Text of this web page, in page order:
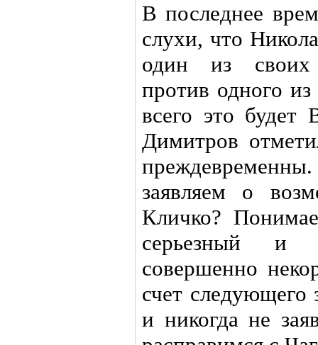
В последнее
слухи, что
один из своих
против одного
всего это
Димитров
заявляем о
Кличко?
серьезный и
совершенно
счет
и никогда не